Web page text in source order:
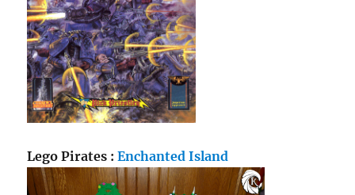
Lego Pirates :Enchanted Island